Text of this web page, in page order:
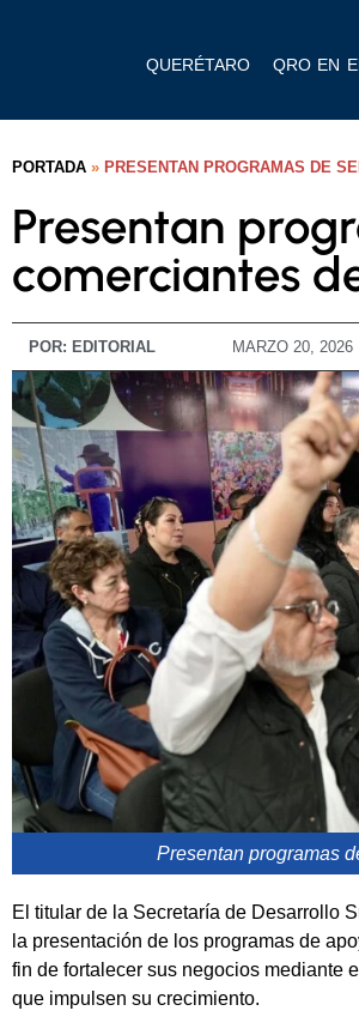
QUERÉTARO QRO EN
PORTADA » PRESENTAN PROGRAMAS DE
Presentan
comerciantes
POR: EDITORIAL MARZO 20, 2026
Presentan programas
El titular de la Secretaría de Desarrollo
la presentación de los programas de
fin de fortalecer sus negocios mediante
que impulsen su crecimiento.